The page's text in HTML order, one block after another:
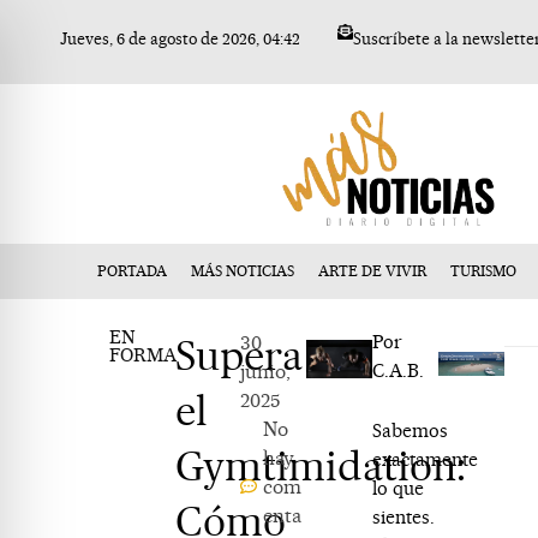
Jueves, 6 de agosto de 2026, 04:42 Suscríbete a la
PORTADA MÁS NOTICIAS ARTE DE VIVIR TURISMO
EN
FORMASupera
el
Gymtimidation:
Cómo
30
junio,
2025
No
hay
com
enta
Por
C.A.B.
Sabemos
exactamente
lo que
sientes.